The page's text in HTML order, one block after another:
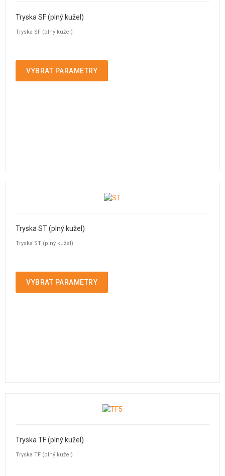
Tryska SF (plný kužel)
Tryska SF (plný kužel)
VYBRAT PARAMETRY
Tryska ST (plný kužel)
Tryska ST (plný kužel)
VYBRAT PARAMETRY
Tryska TF (plný kužel)
Tryska TF (plný kužel)